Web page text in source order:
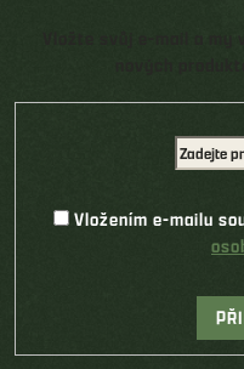
Vložením e-mailu